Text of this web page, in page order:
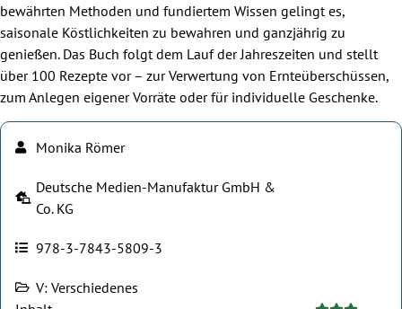
bewährten Methoden und fundiertem Wissen gelingt es,
saisonale Köstlichkeiten zu bewahren und ganzjährig zu
genießen. Das Buch folgt dem Lauf der Jahreszeiten und stellt
über 100 Rezepte vor – zur Verwertung von Ernteüberschüssen,
zum Anlegen eigener Vorräte oder für individuelle Geschenke.
Monika Römer
Deutsche Medien-Manufaktur GmbH &
Co. KG
978-3-7843-5809-3
V: Verschiedenes